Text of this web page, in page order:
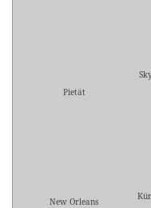
Pietät
New Orleans